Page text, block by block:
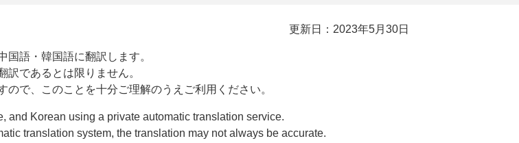
更新日：2023年5月30日
語・韓国語に翻訳します。
であるとは限りません。
で、このことを十分ご理解のうえご利用ください。
Korean using a private automatic translation service.
translation system, the translation may not always be accurate.